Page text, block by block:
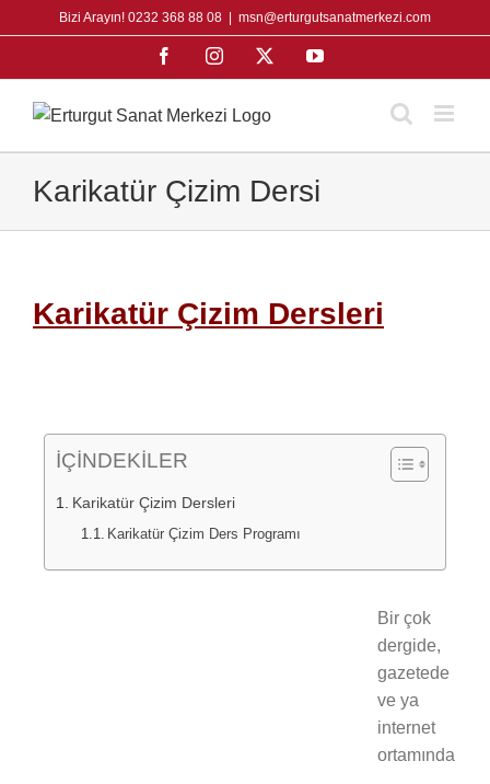
to
Bizi Arayın! 0232 368 88 08 msn@erturgutsanatmerkezi.com
FacebookInstagram YouTube
Karikatür Çizim Dersi
Karikatür Çizim Dersleri
İÇİNDEKİLER
Karikatür Çizim Dersleri
Karikatür Çizim Ders Programı
Bir çok
dergide,
gazetede
ve ya
internet
ortamında